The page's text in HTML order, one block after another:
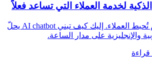
لخدمة العملاء التي تساعد فعلاً
معظم روبوتات الدعم تُحبط العملاء. إليك كيف تبني AI chatbot يحلّ
والإنجليزية على مدار الساعة.